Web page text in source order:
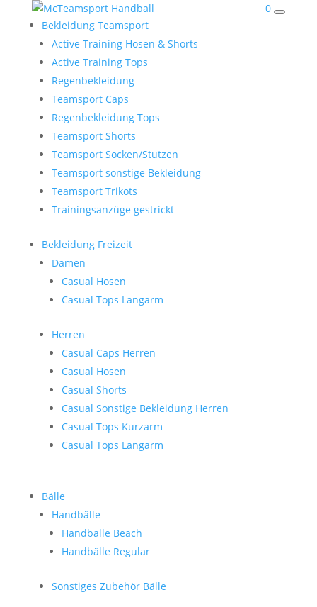
0
Bekleidung Teamsport
Active Training Hosen & Shorts
Active Training Tops
Regenbekleidung
Teamsport Caps
Regenbekleidung Tops
Teamsport Shorts
Teamsport Socken/Stutzen
Teamsport sonstige Bekleidung
Teamsport Trikots
Trainingsanzüge gestrickt
Bekleidung Freizeit
Damen
Casual Hosen
Casual Tops Langarm
Herren
Casual Caps Herren
Casual Hosen
Casual Shorts
Casual Sonstige Bekleidung Herren
Casual Tops Kurzarm
Casual Tops Langarm
Bälle
Handbälle
Handbälle Beach
Handbälle Regular
Sonstiges Zubehör Bälle